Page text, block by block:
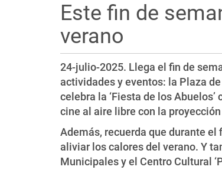
Este fin de
verano
24-julio-2025. Llega el fin de
actividades y eventos: la Plaza
celebra la ‘Fiesta de los Abuelos’
cine al aire libre con la proyección
Además, recuerda que durante
aliviar los calores del verano. Y
Municipales y el Centro Cultural